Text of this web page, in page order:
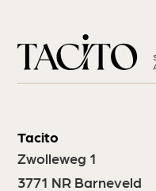
Tacito
Zwolleweg 1
3771 NR Barneveld